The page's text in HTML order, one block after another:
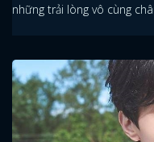
những trải lòng vô cùng